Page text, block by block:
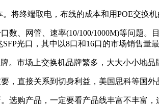
将终端取电，布线的成本和用POE交换
数、网管、速率(10/100/1000M)等问题
光口，其中以8口和16口的市场销售量最
。市场上交换机品牌繁多，大大小小地品
，直接关系到切身利益，美国思科等国
选购产品，一定要看产品线丰富不丰富